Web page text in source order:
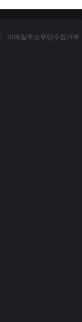
이메일주소무단수집거부